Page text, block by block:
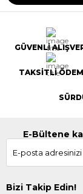
GÜVENLİ
TAKSİTLİ
E-Bültene
Bizi Takip Edin!